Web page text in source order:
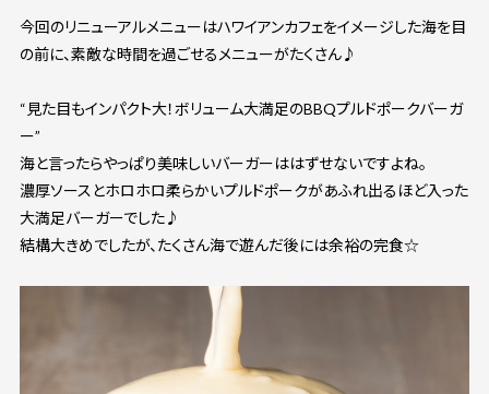
今回のリニューアルメニューはハワイアンカフェをイメージした海を目
の前に、素敵な時間を過ごせるメニューがたくさん♪
“見た目もインパクト大！ボリューム大満足のBBQプルドポークバーガ
ー”
海と言ったらやっぱり美味しいバーガーははずせないですよね。
濃厚ソースとホロホロ柔らかいプルドポークがあふれ出るほど入った
大満足バーガーでした♪
結構大きめでしたが、たくさん海で遊んだ後には余裕の完食☆